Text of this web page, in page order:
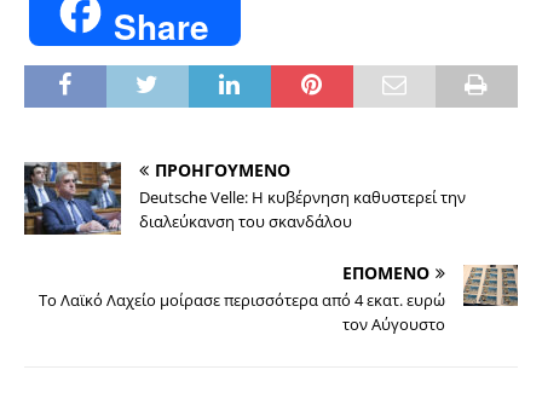
Share
ΠΡΟΗΓΟΥΜΕΝΟ
Deutsche Velle: Η κυβέρνηση καθυστερεί την
διαλεύκανση του σκανδάλου
ΕΠΟΜΕΝΟ
Το Λαϊκό Λαχείο μοίρασε περισσότερα από 4 εκατ. ευρώ
τον Αύγουστο